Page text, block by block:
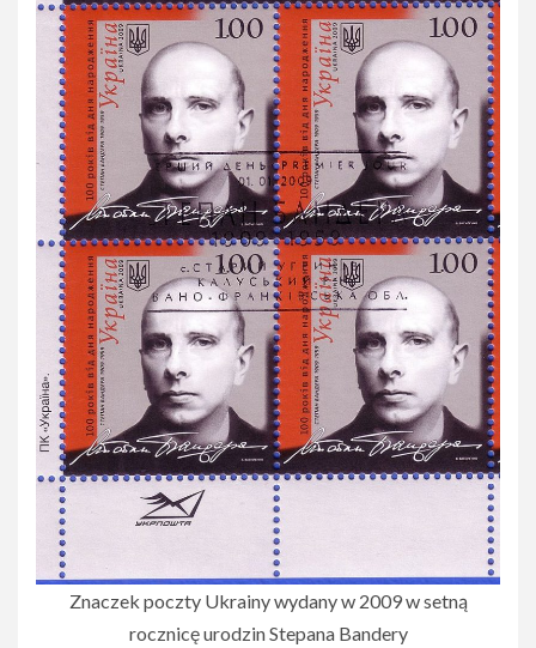
Znaczek poczty Ukrainy wydany w 2009 w setną
rocznicę urodzin Stepana Bandery